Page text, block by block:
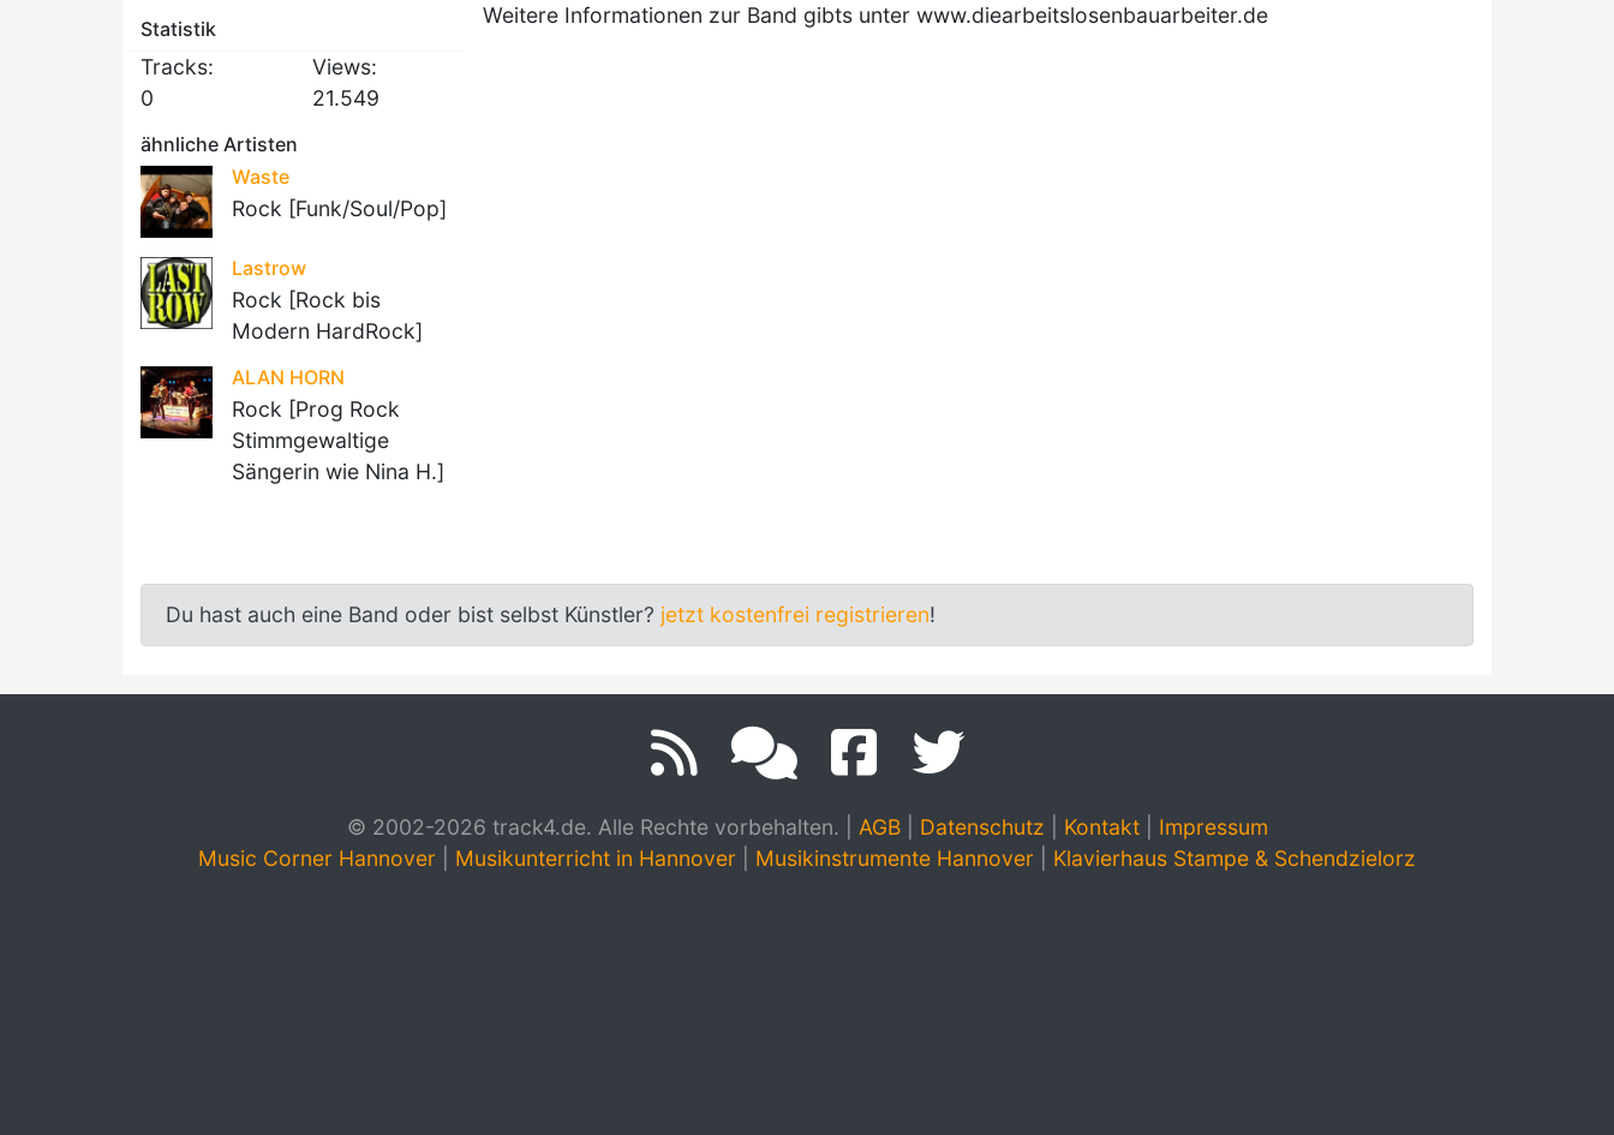
Statistik
Tracks:
0
Views:
21.549
ähnliche Artisten
Waste
Rock [Funk/Soul/Pop]
Lastrow
Rock [Rock bis
Modern HardRock]
ALAN HORN
Rock [Prog Rock
Stimmgewaltige
Sängerin wie Nina H.]
Weitere Informationen zur Band gibts unter www.diearbeitslosenbauarbeiter.de
Du hast auch eine Band oder bist selbst Künstler? jetzt kostenfrei registrieren!
© 2002-2026 track4.de. Alle Rechte vorbehalten. AGB| Datenschutz Kontakt| Impressum
Music Corner Hannover
Musikunterricht in Hannover Musikinstrumente Hannover Klavierhaus Stampe & Schendzielorz